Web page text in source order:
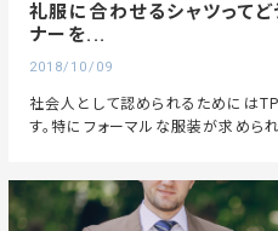
礼服に合わせるシャツって
ナーを...
2018/10/09
社会人として認められるためには
す。特にフォーマルな服装が求めら